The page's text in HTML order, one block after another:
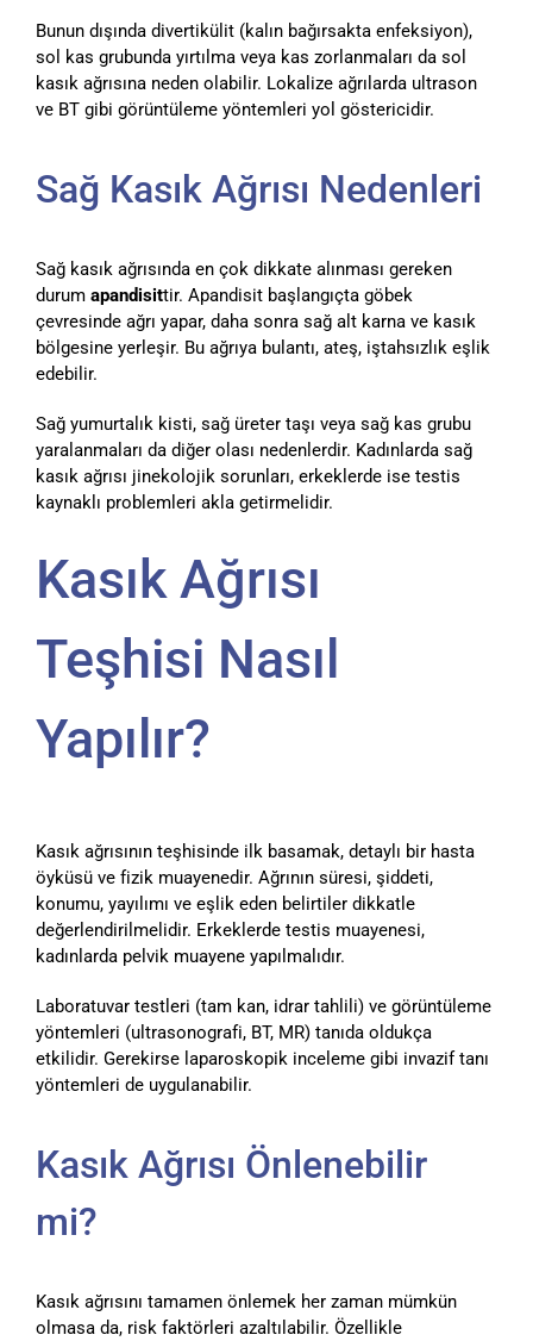
Bunun dışında divertikülit (kalın bağırsakta enfeksiyon),
sol kas grubunda yırtılma veya kas zorlanmaları da sol
kasık ağrısına neden olabilir. Lokalize ağrılarda ultrason
ve BT gibi görüntüleme yöntemleri yol göstericidir.
Sağ Kasık Ağrısı Nedenleri
Sağ kasık ağrısında en çok dikkate alınması gereken
durum apandisittir. Apandisit başlangıçta göbek
çevresinde ağrı yapar, daha sonra sağ alt karna ve kasık
bölgesine yerleşir. Bu ağrıya bulantı, ateş, iştahsızlık eşlik
edebilir.
Sağ yumurtalık kisti, sağ üreter taşı veya sağ kas grubu
yaralanmaları da diğer olası nedenlerdir. Kadınlarda sağ
kasık ağrısı jinekolojik sorunları, erkeklerde ise testis
kaynaklı problemleri akla getirmelidir.
Kasık Ağrısı
Teşhisi Nasıl
Yapılır?
Kasık ağrısının teşhisinde ilk basamak, detaylı bir hasta
öyküsü ve fizik muayenedir. Ağrının süresi, şiddeti,
konumu, yayılımı ve eşlik eden belirtiler dikkatle
değerlendirilmelidir. Erkeklerde testis muayenesi,
kadınlarda pelvik muayene yapılmalıdır.
Laboratuvar testleri (tam kan, idrar tahlili) ve görüntüleme
yöntemleri (ultrasonografi, BT, MR) tanıda oldukça
etkilidir. Gerekirse laparoskopik inceleme gibi invazif tanı
yöntemleri de uygulanabilir.
Kasık Ağrısı Önlenebilir
mi?
Kasık ağrısını tamamen önlemek her zaman mümkün
olmasa da, risk faktörleri azaltılabilir. Özellikle